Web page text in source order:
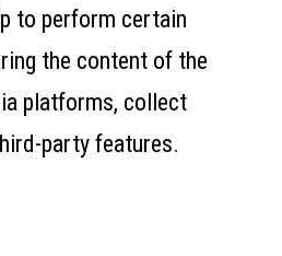
to perform certain
the content of the
platforms, collect
party features.